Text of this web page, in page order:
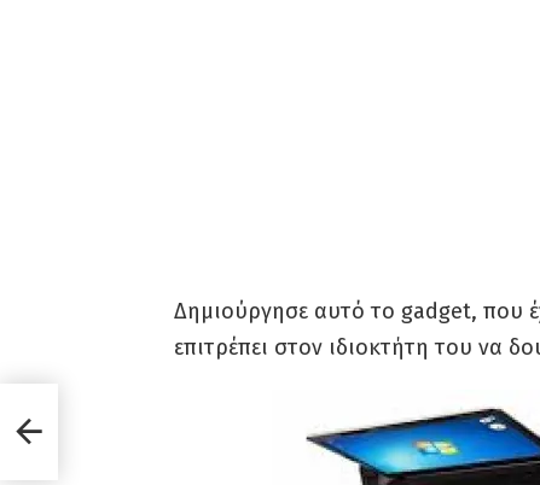
Δημιούργησε αυτό το gadget, που
επιτρέπει στον ιδιοκτήτη του να